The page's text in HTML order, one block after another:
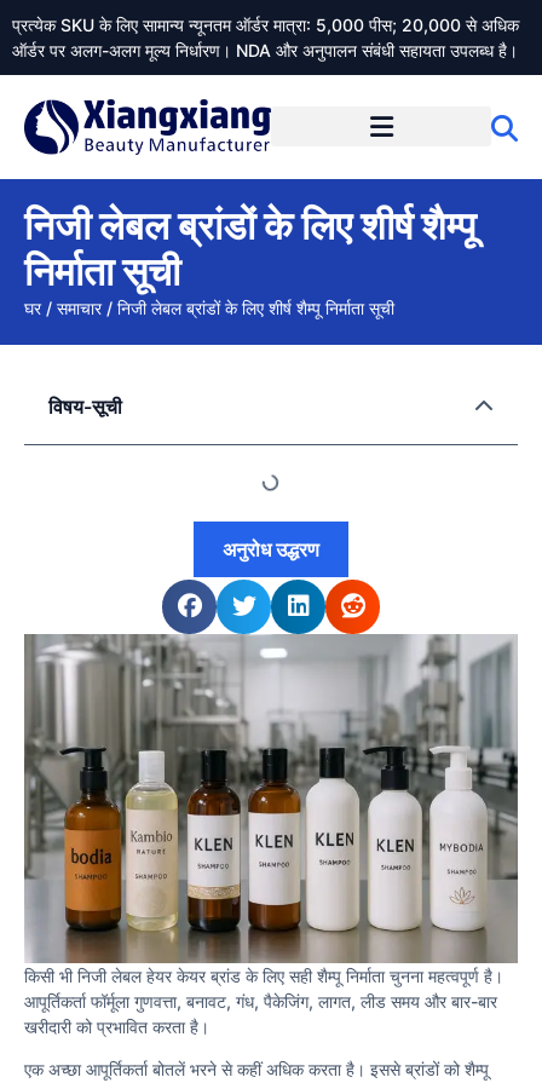
प्रत्येक SKU के लिए सामान्य न्यूनतम ऑर्डर मात्रा: 5,000 पीस; 20,000 से अधिक
ऑर्डर पर अलग-अलग मूल्य निर्धारण। NDA और अनुपालन संबंधी सहायता उपलब्ध है।
निजी लेबल ब्रांडों के लिए शीर्ष शैम्पू
निर्माता सूची
घर/ समाचार/ निजी लेबल ब्रांडों के लिए शीर्ष शैम्पू निर्माता सूची
किसी भी निजी लेबल हेयर केयर ब्रांड के लिए सही शैम्पू निर्माता चुनना महत्वपूर्ण है।
आपूर्तिकर्ता फॉर्मूला गुणवत्ता, बनावट, गंध, पैकेजिंग, लागत, लीड समय और बार-बार
खरीदारी को प्रभावित करता है।
एक अच्छा आपूर्तिकर्ता बोतलें भरने से कहीं अधिक करता है। इससे ब्रांडों को शैम्पू
विषय-सूची
अनुरोध उद्धरण